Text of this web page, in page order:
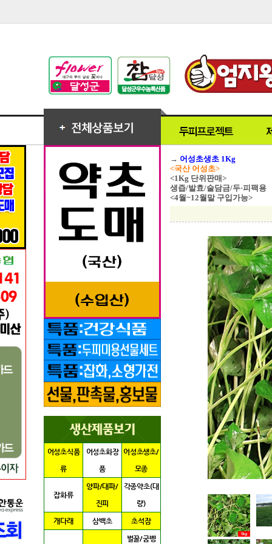
어성초식품
류
어성초화장
품
어성초생초/
모종
잡화류
양파/대파/
진피
각종약초(대
량)
개다래 삼백초 초석잠
벌꿀/굼벵
→ 어성초생초 1Kg
<국산 어성초>
<1Kg 단위판매>
생즙/발효/술담금/두·피팩용
<4월~12월말 구입가능>